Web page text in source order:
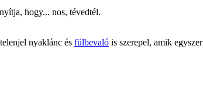
hogy... nos, tévedtél.
nyaklánc és fülbevaló is szerepel, amik